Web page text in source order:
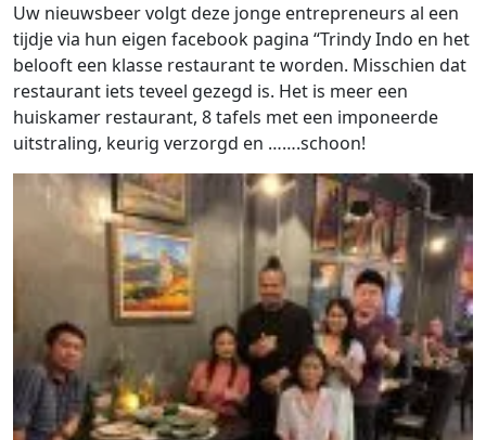
Uw nieuwsbeer volgt deze jonge entrepreneurs al een
tijdje via hun eigen facebook pagina “Trindy Indo en het
belooft een klasse restaurant te worden. Misschien dat
restaurant iets teveel gezegd is. Het is meer een
huiskamer restaurant, 8 tafels met een imponeerde
uitstraling, keurig verzorgd en …….schoon!